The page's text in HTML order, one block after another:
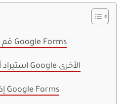
قم بإنشاء اختبار في Google Forms
استيراد أسئلة من نماذج Google الأخرى
إضافة أقسام في Google Forms